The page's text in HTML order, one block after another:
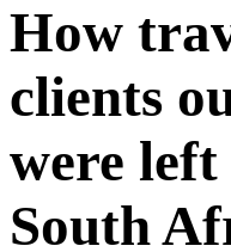
How
clients
were
South